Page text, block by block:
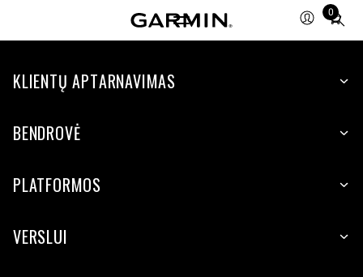
0
Total
items
cart:
KLIENTŲ APTARNAVIMAS
BENDROVĖ
PLATFORMOS
VERSLUI